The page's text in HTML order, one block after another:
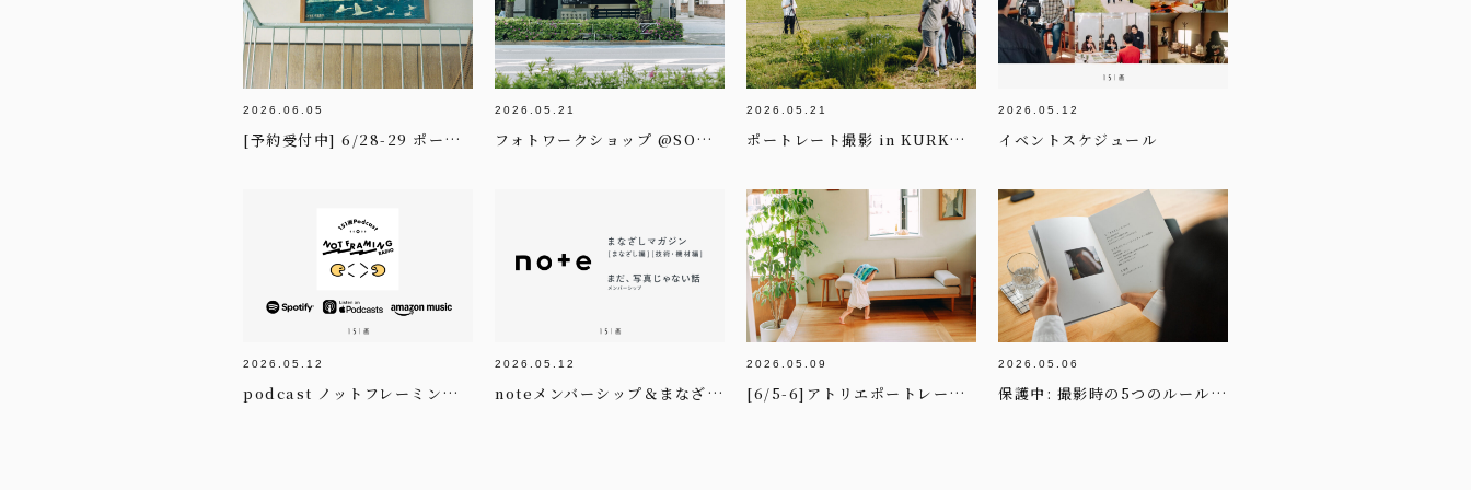
2026.06.05
[予約受付中] 6/28-29 ポートレート撮影day in KUUHAKU
2026.05.21
フォトワークショップ @SOW EXPERIENCE様
2026.05.21
ポートレート撮影 in KURKKU FIELDS様
2026.05.12
イベントスケジュール
2026.05.12
podcast ノットフレーミング・ラジオ
2026.05.12
noteメンバーシップ＆まなざしマガジン[まなざし編 / 技術・機材編]
2026.05.09
[6/5-6]アトリエポートレート撮影day
2026.05.06
保護中: 撮影時の5つのルール │ まなざしフィードバックレター